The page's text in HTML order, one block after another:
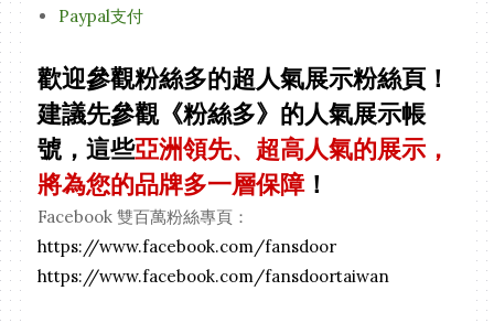
Paypal支付
歡迎參觀粉絲多的超人氣展示粉絲頁！
建議先參觀《粉絲多》的人氣展示帳
號，這些亞洲領先、超高人氣的展示，
將為您的品牌多一層保障！
Facebook 雙百萬粉絲專頁：
https://www.facebook.com/fansdoor
https://www.facebook.com/fansdoortaiwan